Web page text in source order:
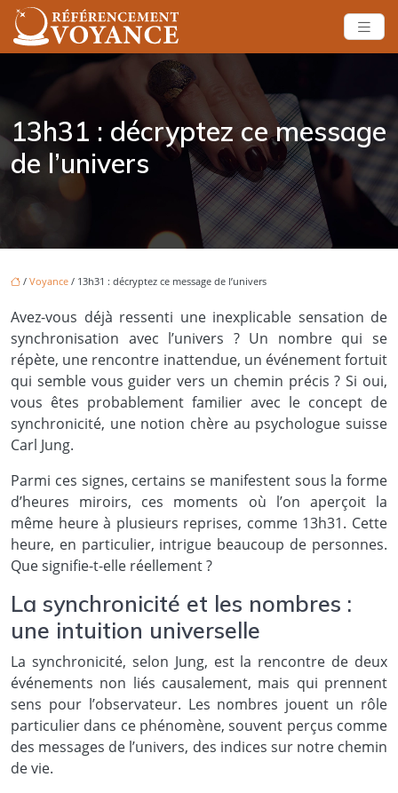
13h31 : décryptez ce message
de l’univers
/ Voyance / 13h31 : décryptez ce message de l’univers
Avez-vous déjà ressenti une inexplicable sensation de
synchronisation avec l’univers ? Un nombre qui se
répète, une rencontre inattendue, un événement fortuit
qui semble vous guider vers un chemin précis ? Si oui,
vous êtes probablement familier avec le concept de
synchronicité, une notion chère au psychologue suisse
Carl Jung.
Parmi ces signes, certains se manifestent sous la forme
d’heures miroirs, ces moments où l’on aperçoit la
même heure à plusieurs reprises, comme 13h31. Cette
heure, en particulier, intrigue beaucoup de personnes.
Que signifie-t-elle réellement ?
La synchronicité et les nombres :
une intuition universelle
La synchronicité, selon Jung, est la rencontre de deux
événements non liés causalement, mais qui prennent
sens pour l’observateur. Les nombres jouent un rôle
particulier dans ce phénomène, souvent perçus comme
des messages de l’univers, des indices sur notre chemin
de vie.